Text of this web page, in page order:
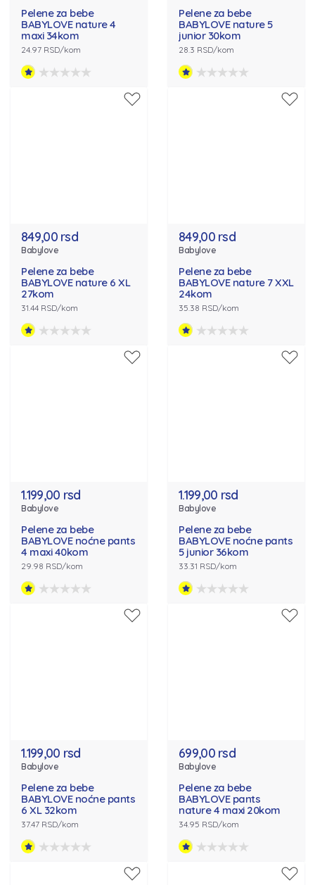
Pelene za bebe
BABYLOVE nature 4
maxi 34kom
24.97 RSD/kom
Pelene za bebe
BABYLOVE nature 5
junior 30kom
28.3 RSD/kom
849,00 rsd
Babylove
Pelene za bebe
BABYLOVE nature 6 XL
27kom
31.44 RSD/kom
849,00 rsd
Babylove
Pelene za bebe
BABYLOVE nature 7 XXL
24kom
35.38 RSD/kom
1.199,00 rsd
Babylove
Pelene za bebe
BABYLOVE noćne pants
4 maxi 40kom
29.98 RSD/kom
1.199,00 rsd
Babylove
Pelene za bebe
BABYLOVE noćne pants
5 junior 36kom
33.31 RSD/kom
1.199,00 rsd
Babylove
Pelene za bebe
BABYLOVE noćne pants
6 XL 32kom
37.47 RSD/kom
699,00 rsd
Babylove
Pelene za bebe
BABYLOVE pants
nature 4 maxi 20kom
34.95 RSD/kom